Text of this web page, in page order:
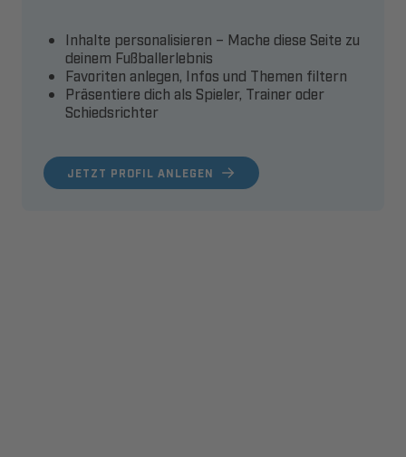
JETZT PROFIL ANLEGEN
Inhalte personalisieren – Mache diese Seite zu
deinem Fußballerlebnis
Favoriten anlegen, Infos und Themen filtern
Präsentiere dich als Spieler, Trainer oder
Schiedsrichter